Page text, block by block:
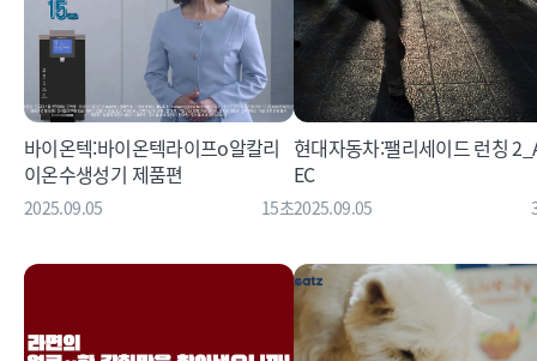
바이온텍:바이온텍라이프o알칼리
이온수생성기 제품편
2025.09.05 15초
현대자동차:팰리세이드 런칭
EC
2025.09.05